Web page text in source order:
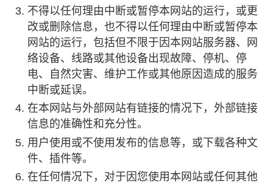
不得以任何理由中断或暂停本网站的运行，或更
改或删除信息，也不得以任何理由中断或暂停本
网站的运行，包括但不限于因本网站服务器、网
络设备、线路或其他设备出现故障、停机、停
电、自然灾害、维护工作或其他原因造成的服务
中断或延误。
在本网站与外部网站有链接的情况下，外部链接
信息的准确性和充分性。
用户使用或不使用发布的信息等，或下载各种文
件、插件等。
在任何情况下，对于因您使用本网站或任何其他